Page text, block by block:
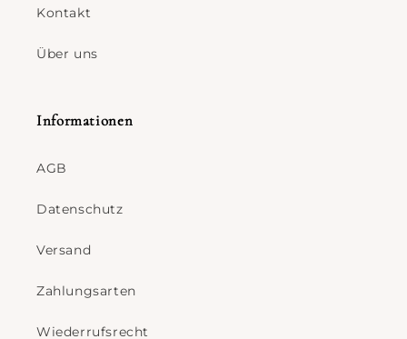
Kontakt
Über uns
Informationen
AGB
Datenschutz
Versand
Zahlungsarten
Wiederrufsrecht